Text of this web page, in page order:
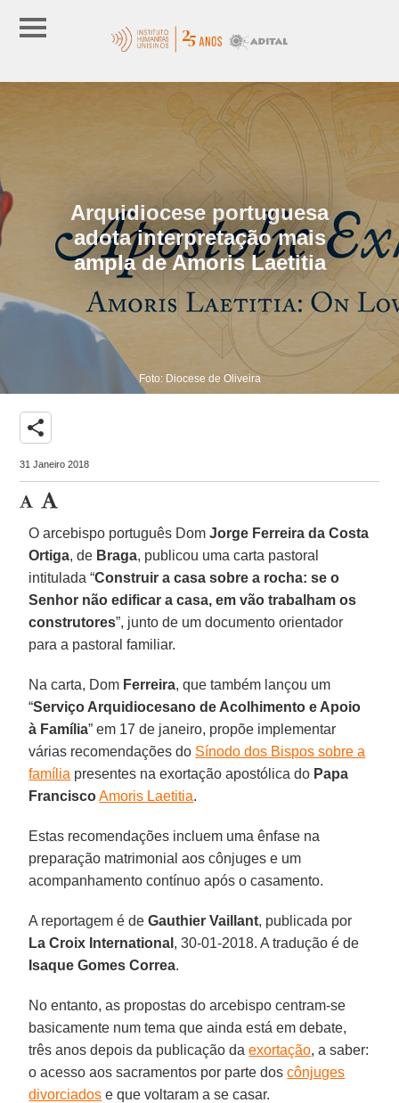
Arquidiocese portuguesa
adota interpretação mais
ampla de Amoris Laetitia
Foto: Diocese de Oliveira
share
31 Janeiro 2018
O arcebispo português DomJorge Ferreira da Costa
Ortiga, de Braga, publicou uma carta pastoral
intitulada “Construir a casa sobre a rocha: se o
Senhor não edificar a casa, em vão trabalham os
construtores”, junto de um documento orientador
para a pastoral familiar.
Na carta, Dom Ferreira, que também lançou um
“Serviço Arquidiocesano de Acolhimento e Apoio
à Família” em 17 de janeiro, propõe implementar
várias recomendações do Sínodo dos Bispos sobre a
família presentes na exortação apostólica do Papa
Francisco Amoris Laetitia.
Estas recomendações incluem uma ênfase na
preparação matrimonial aos cônjuges e um
acompanhamento contínuo após o casamento.
A reportagem é deGauthier Vaillant, publicada por
La Croix International , 30-01-2018. A tradução é de
Isaque Gomes Correa.
No entanto, as propostas do arcebispo centram-se
basicamente num tema que ainda está em debate,
três anos depois da publicação daexortação, a saber:
o acesso aos sacramentos por parte doscônjuges
divorciados e que voltaram a se casar.